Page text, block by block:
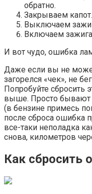
обратно.
Закрываем капот.
Выключаем
Включаем
И вот чудо, ошибка
Даже если вы не
загорелся «чек», не
Попробуйте сбросить
выше. Просто бывают
(в бензине примесь
после сброса ошибка
все-таки неполадка
снова, километров
Как сбросить